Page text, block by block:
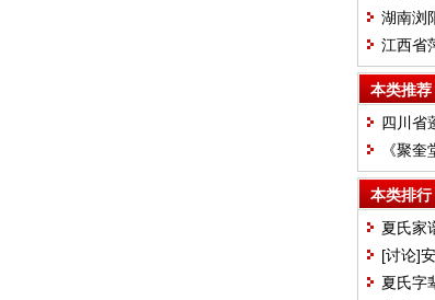
湖南浏
行
江西省
田心村
本类推荐
四川省
沟孝
《聚
本类排行
夏氏家
家训
[讨论]
（请补
夏氏字